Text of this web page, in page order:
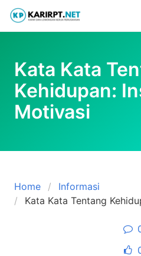
Skip
content
Kata Kata
Kehidupan:
Motivasi
Home
Informasi
Kata Kata Tentang